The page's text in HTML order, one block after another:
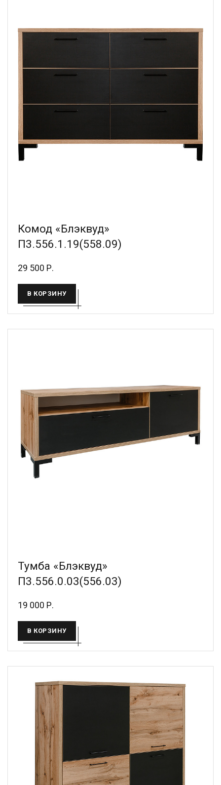
Комод «Блэквуд»
П3.556.1.19(558.09)
29 500 Р.
В КОРЗИНУ
Тумба «Блэквуд»
П3.556.0.03(556.03)
19 000 Р.
В КОРЗИНУ